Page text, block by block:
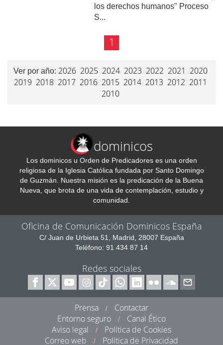
los derechos humanos" Proceso
S...
1
Ver por año: 2026 2025 2024 2023 2022 2021 2020
2019 2018 2017 2016 2015 2014 2013 2012 2011
2010
dominicos
Los dominicos u Orden de Predicadores es una orden
religiosa de la Iglesia Católica fundada por Santo Domingo
de Guzmán. Nuestra misión es la predicación de la Buena
Nueva, que brota de una vida de contemplación, estudio y
comunidad.
Oficina de Comunicación Dominicos España
C/ Juan de Urbieta 51, Madrid, 28007 España
Teléfono: 91 434 87 14
Redes sociales
Prensa /
Contactar
Entorno seguro
/
Canal Ético
Aviso legal
/
Política de Cookies
Correo web
/ Política de Privacidad